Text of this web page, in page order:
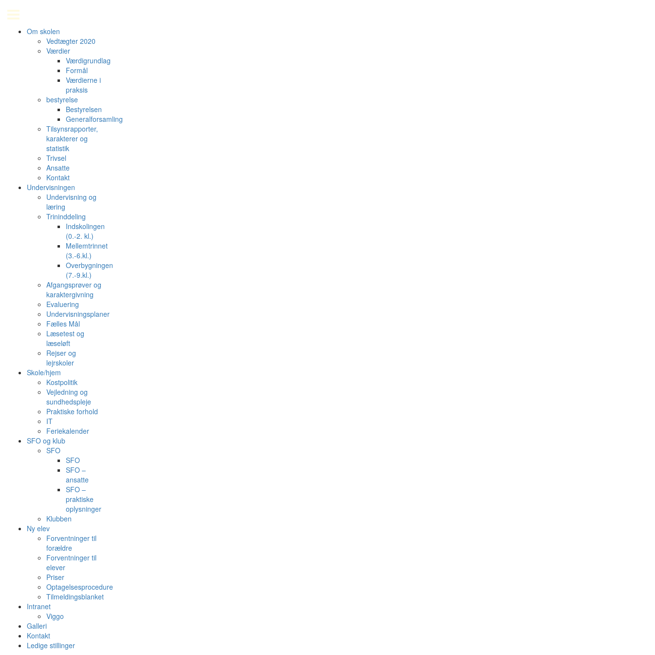
Om skolen
Vedtægter 2020
Værdier
Værdigrundlag
Formål
Værdierne i
praksis
bestyrelse
Bestyrelsen
Generalforsamling
Tilsynsrapporter,
karakterer og
statistik
Trivsel
Ansatte
Kontakt
Undervisningen
Undervisning og
læring
Trininddeling
Indskolingen
(0.-2. kl.)
Mellemtrinnet
(3.-6.kl.)
Overbygningen
(7.-9.kl.)
Afgangsprøver og
karaktergivning
Evaluering
Undervisningsplaner
Fælles Mål
Læsetest og
læseløft
Rejser og
lejrskoler
Skole/hjem
Kostpolitik
Vejledning og
sundhedspleje
Praktiske forhold
IT
Feriekalender
SFO og klub
SFO
SFO
SFO –
ansatte
SFO –
praktiske
oplysninger
Klubben
Ny elev
Forventninger til
forældre
Forventninger til
elever
Priser
Optagelsesprocedure
Tilmeldingsblanket
Intranet
Viggo
Galleri
Kontakt
Ledige stillinger